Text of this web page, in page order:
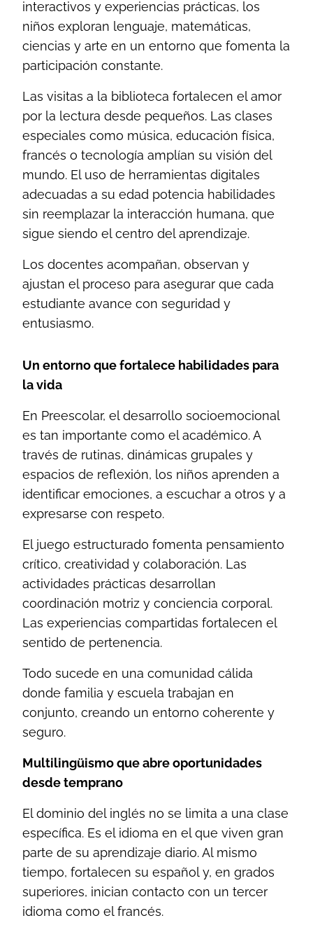
interactivos y experiencias prácticas, los
niños exploran lenguaje, matemáticas,
ciencias y arte en un entorno que fomenta la
participación constante.
Las visitas a la biblioteca fortalecen el amor
por la lectura desde pequeños. Las clases
especiales como música, educación física,
francés o tecnología amplían su visión del
mundo. El uso de herramientas digitales
adecuadas a su edad potencia habilidades
sin reemplazar la interacción humana, que
sigue siendo el centro del aprendizaje.
Los docentes acompañan, observan y
ajustan el proceso para asegurar que cada
estudiante avance con seguridad y
entusiasmo.
Un entorno que fortalece habilidades para
la vida
En Preescolar, el desarrollo socioemocional
es tan importante como el académico. A
través de rutinas, dinámicas grupales y
espacios de reflexión, los niños aprenden a
identificar emociones, a escuchar a otros y a
expresarse con respeto.
El juego estructurado fomenta pensamiento
crítico, creatividad y colaboración. Las
actividades prácticas desarrollan
coordinación motriz y conciencia corporal.
Las experiencias compartidas fortalecen el
sentido de pertenencia.
Todo sucede en una comunidad cálida
donde familia y escuela trabajan en
conjunto, creando un entorno coherente y
seguro.
Multilingüismo que abre oportunidades
desde temprano
El dominio del inglés no se limita a una clase
específica. Es el idioma en el que viven gran
parte de su aprendizaje diario. Al mismo
tiempo, fortalecen su español y, en grados
superiores, inician contacto con un tercer
idioma como el francés.